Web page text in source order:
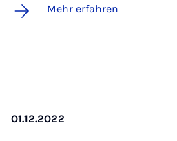
Mehr erfahren
01.12.2022